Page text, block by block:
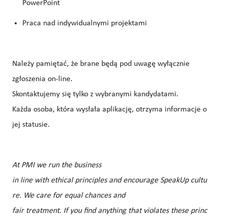
PowerPoint
Praca nad indywidualnymi projektami
Należy pamiętać, że brane będą pod uwagę wyłącznie
zgłoszenia on-line.
Skontaktujemy się tylko z wybranymi kandydatami.
Każda osoba, która wysłała aplikację, otrzyma informacje o
jej statusie.
At PMI we run the business
in line with ethical principles and encourage SpeakUp cultu
re. We care for equal chances and
fair treatment. If you find anything that violates these princ